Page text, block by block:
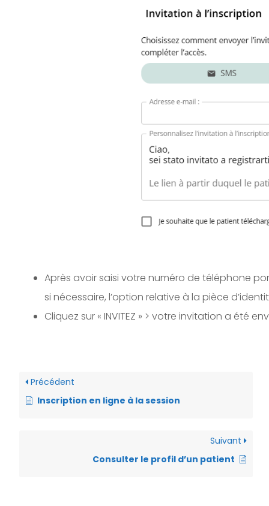
Après avoir saisi votre numéro de téléphone
si nécessaire, l’option relative à la pièce
Cliquez sur « INVITEZ » > votre invitation a été
Précédent
Inscription en ligne à la session
Suivant
Consulter le profil d’un patient